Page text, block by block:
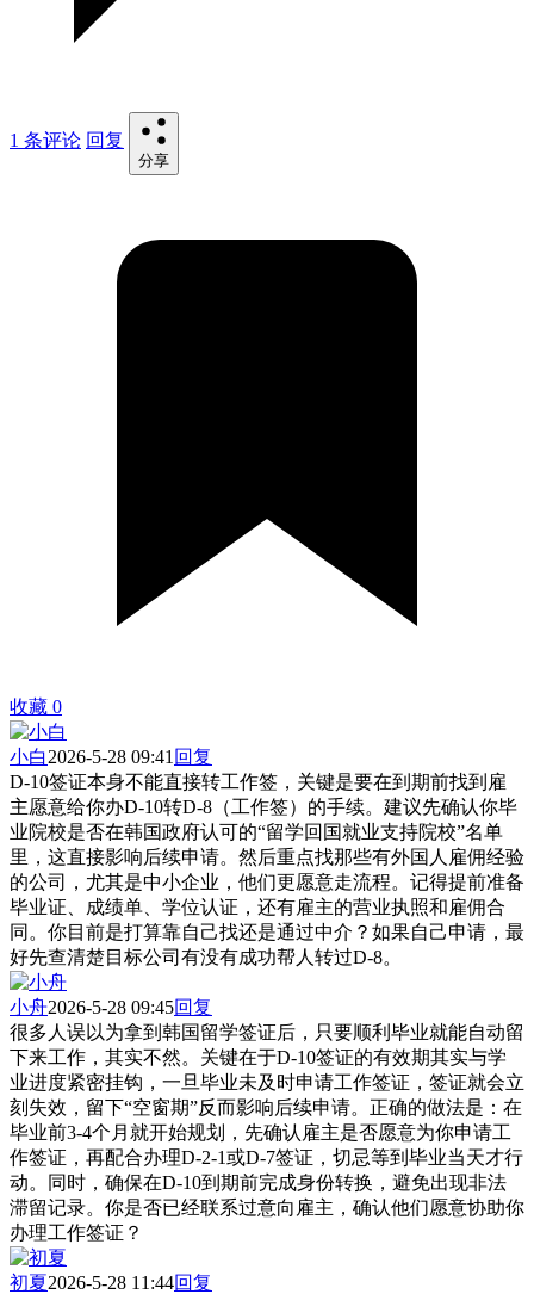
1 条评论 回复
分享
收藏 0
小白2026-5-28 09:41 回复
D-10签证本身不能直接转工作签，关键是要在到期前找到雇
主愿意给你办D-10转D-8（工作签）的手续。建议先确认你毕
业院校是否在韩国政府认可的“留学回国就业支持院校”名单
里，这直接影响后续申请。然后重点找那些有外国人雇佣经验
的公司，尤其是中小企业，他们更愿意走流程。记得提前准备
毕业证、成绩单、学位认证，还有雇主的营业执照和雇佣合
同。你目前是打算靠自己找还是通过中介？如果自己申请，最
好先查清楚目标公司有没有成功帮人转过D-8。
小舟2026-5-28 09:45回复
很多人误以为拿到韩国留学签证后，只要顺利毕业就能自动留
下来工作，其实不然。关键在于D-10签证的有效期其实与学
业进度紧密挂钩，一旦毕业未及时申请工作签证，签证就会立
刻失效，留下“空窗期”反而影响后续申请。正确的做法是：在
毕业前3-4个月就开始规划，先确认雇主是否愿意为你申请工
作签证，再配合办理D-2-1或D-7签证，切忌等到毕业当天才行
动。同时，确保在D-10到期前完成身份转换，避免出现非法
滞留记录。你是否已经联系过意向雇主，确认他们愿意协助你
办理工作签证？
初夏2026-5-28 11:44回复